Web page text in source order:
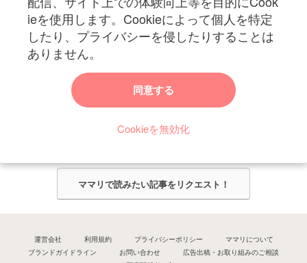
ieを使用します。Cookieによって個人を特定
したり、プライバシーを侵したりすることは
ありません。
同意する
Cookieを無効化
ママリからのお知らせ
今ママリで読みたい記事は何ですか？
ママリ編集部がみなさんのご意見をもとに記事を作成させていただきま
ママリで読みたい記事をリクエスト！
運営会社 利用規約 プライバシーポリシー
ママリについて
ブランドガイドライン
お問い合わせ
広告出稿・お取り組みのご相談